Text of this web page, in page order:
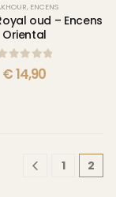
, ENCENS
oud – Encens
Oriental
sur 5
€14,90
1 2